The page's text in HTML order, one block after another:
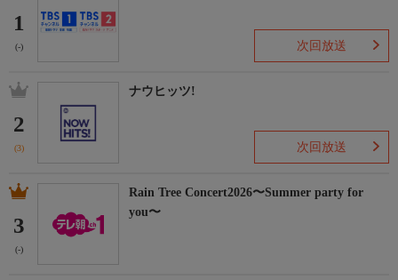
1
(-) 次回放送
2
(3)
ナウヒッツ!
次回放送
3
(-)
Rain Tree Concert2026〜Summer party for
you〜